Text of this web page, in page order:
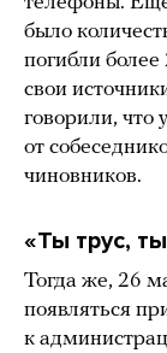
было
погибли
свои
говорили, что
от
чиновников.
«Ты трус,
Тогда же, 26
появляться
к